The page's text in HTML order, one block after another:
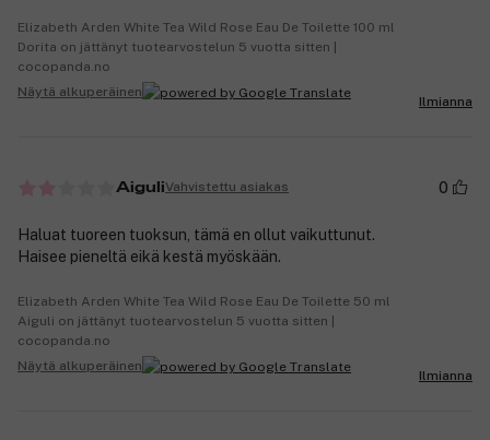
Elizabeth Arden White Tea Wild Rose Eau De Toilette 100 ml
Dorita on jättänyt tuotearvostelun 5 vuotta sitten |
cocopanda.no
Näytä alkuperäinen
Ilmianna
AiguliVahvistettu asiakas 0
Haluat tuoreen tuoksun, tämä en ollut vaikuttunut.
Haisee pieneltä eikä kestä myöskään.
Elizabeth Arden White Tea Wild Rose Eau De Toilette 50 ml
Aiguli on jättänyt tuotearvostelun 5 vuotta sitten |
cocopanda.no
Näytä alkuperäinen
Ilmianna